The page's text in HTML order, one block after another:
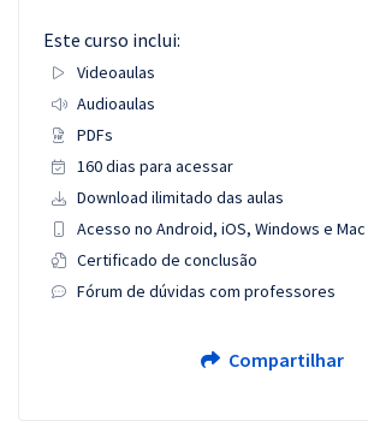
Este curso inclui:
Videoaulas
Audioaulas
PDFs
160 dias para acessar
Download ilimitado das aulas
Acesso no Android, iOS, Windows e Mac
Certificado de conclusão
Fórum de dúvidas com professores
Compartilhar